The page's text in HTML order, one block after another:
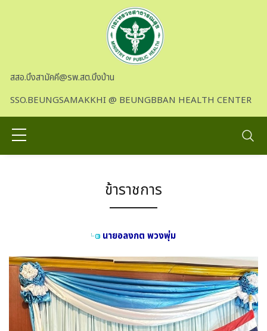
สสอ.บึงสามัคคี@รพ.สต.บึงบ้าน
SSO.BEUNGSAMAKKHI @ BEUNGBBAN HEALTH CENTER
ข้าราชการ
นายอลงกต พวงพุ่ม